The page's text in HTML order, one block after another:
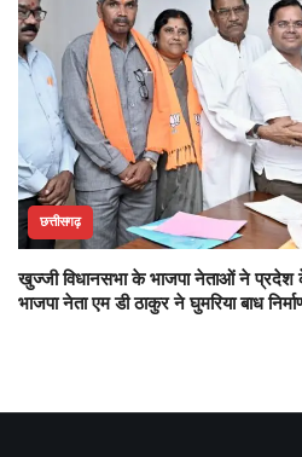
छत्तीसगढ़
खुज्जी विधानसभा के भाजपा नेताओं ने प्रदेश
भाजपा नेता एम डी ठाकुर ने घुमरिया बाध